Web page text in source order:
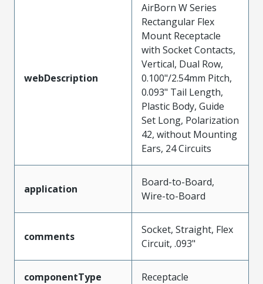
webDescription
AirBorn W Series
Rectangular Flex
Mount Receptacle
with Socket Contacts,
Vertical, Dual Row,
0.100"/2.54mm Pitch,
0.093" Tail Length,
Plastic Body, Guide
Set Long, Polarization
42, without Mounting
Ears, 24 Circuits
application
Board-to-Board,
Wire-to-Board
comments
Socket, Straight, Flex
Circuit, .093"
componentType Receptacle